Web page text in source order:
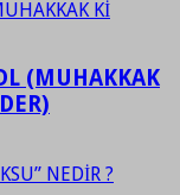
(MUHAKKAK